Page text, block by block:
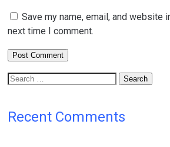
Save my name, email, and website
next time I comment.
Search
Recent Comments